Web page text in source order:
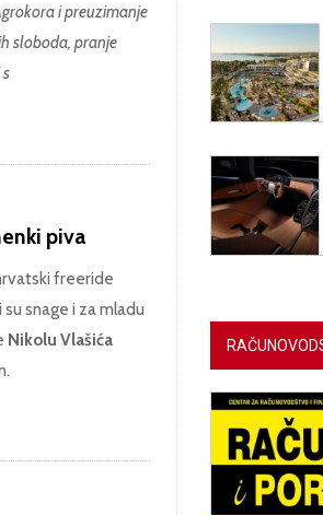
i preuzimanje
sloboda, pranje
piva
freeride
snage i za mladu
Nikolu Vlašića